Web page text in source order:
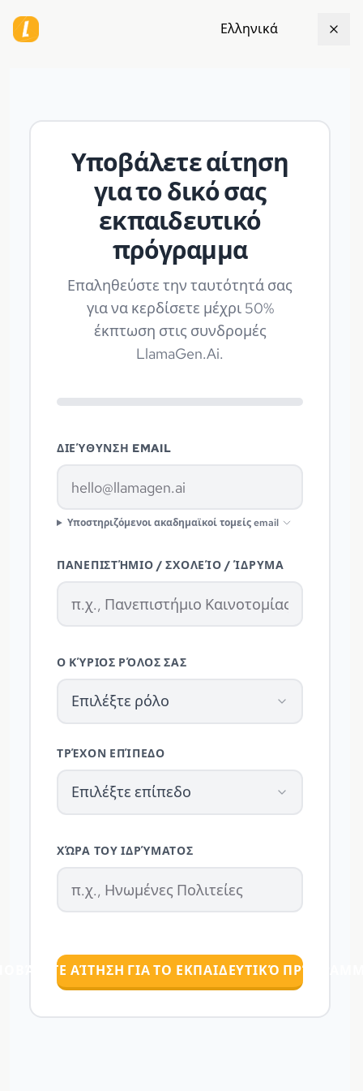
Ελληνικά
Υποβάλετε αίτηση
για το δικό σας
εκπαιδευτικό
πρόγραμμα
Επαληθεύστε την ταυτότητά σας
για να κερδίσετε μέχρι 50%
έκπτωση στις συνδρομές
LlamaGen.Ai.
ΔΙΕΎΘΥΝΣΗ EMAIL
Υποστηριζόμενοι ακαδημαϊκοί τομείς email
ΠΑΝΕΠΙΣΤΉΜΙΟ / ΣΧΟΛΕΊΟ / ΊΔΡΥΜΑ
Ο ΚΎΡΙΟΣ ΡΌΛΟΣ ΣΑΣ
Επιλέξτε ρόλο
ΤΡΈΧΟΝ ΕΠΊΠΕΔΟ
Επιλέξτε επίπεδο
ΧΏΡΑ ΤΟΥ ΙΔΡΎΜΑΤΟΣ
ΑΊΤΗΣΗ ΓΙΑ ΤΟ ΕΚΠΑΙΔΕΥΤΙΚΌ